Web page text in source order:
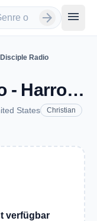
arrow_forward menu
Disciple Radio
Disciple Radio - Harrodsburg, KY
States Christian
verfügbar